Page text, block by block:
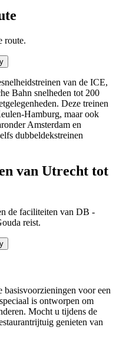
route.
van de ICE,
Bahn snelheden tot 200
Deze treinen
Hamburg, maar ook
Amsterdam en
dubbeldekstreinen
van Utrecht tot
de faciliteiten van DB -
reist.
voor een
is ontworpen om
Mocht u tijdens de
genieten van